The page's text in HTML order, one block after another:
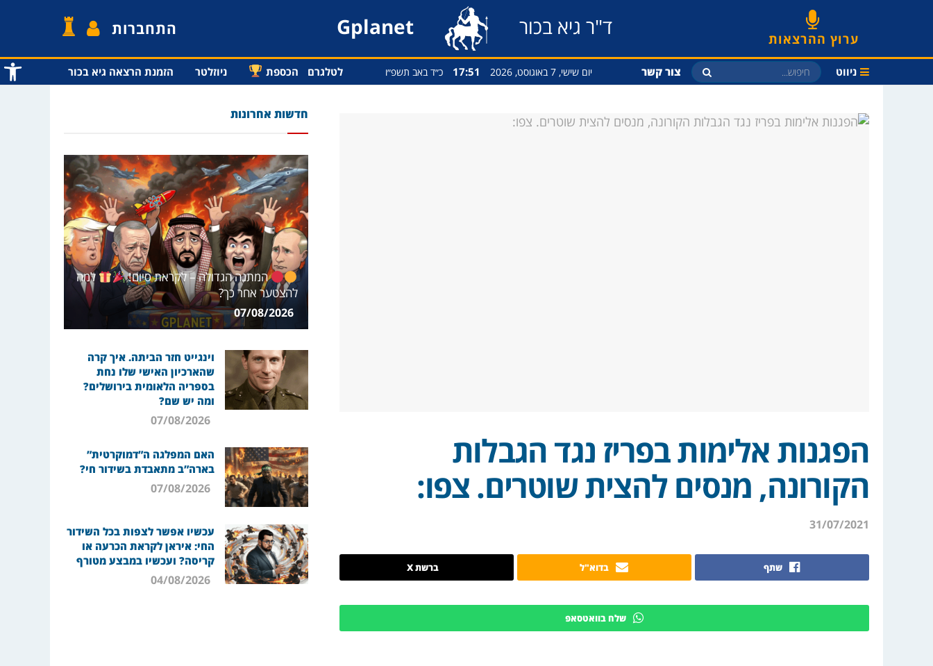
פתח
ערוץ ההרצאות ד"ר גיא בכור Gplanet התחברות
ניווט צור קשר יום שישי, 7 באוגוסט, 2026 17:51 כ״ד באב תשפ״ו לטלגרם הכספת ניוזלטר הזמנת הרצאה גיא בכור
הפגנות אלימות בפריז נגד הגבלות
הקורונה, מנסים להצית שוטרים. צפו:
31/07/2021
שתף בדוא"ל ברשת X
שלח בוואטסאפ
חדשות אחרונות
המתנה הגדולה – לקראת סיום!
למה
להצטער אחר כך?
07/08/2026
וינגייט חזר הביתה. איך קרה
שהארכיון האישי שלו נחת
בספריה הלאומית בירושלים?
ומה יש שם?
07/08/2026
האם המפלגה ה”דמוקרטית”
בארה”ב מתאבדת בשידור חי?
07/08/2026
עכשיו אפשר לצפות בכל השידור
החי: איראן לקראת הכרעה או
קריסה? ועכשיו במבצע מטורף
04/08/2026